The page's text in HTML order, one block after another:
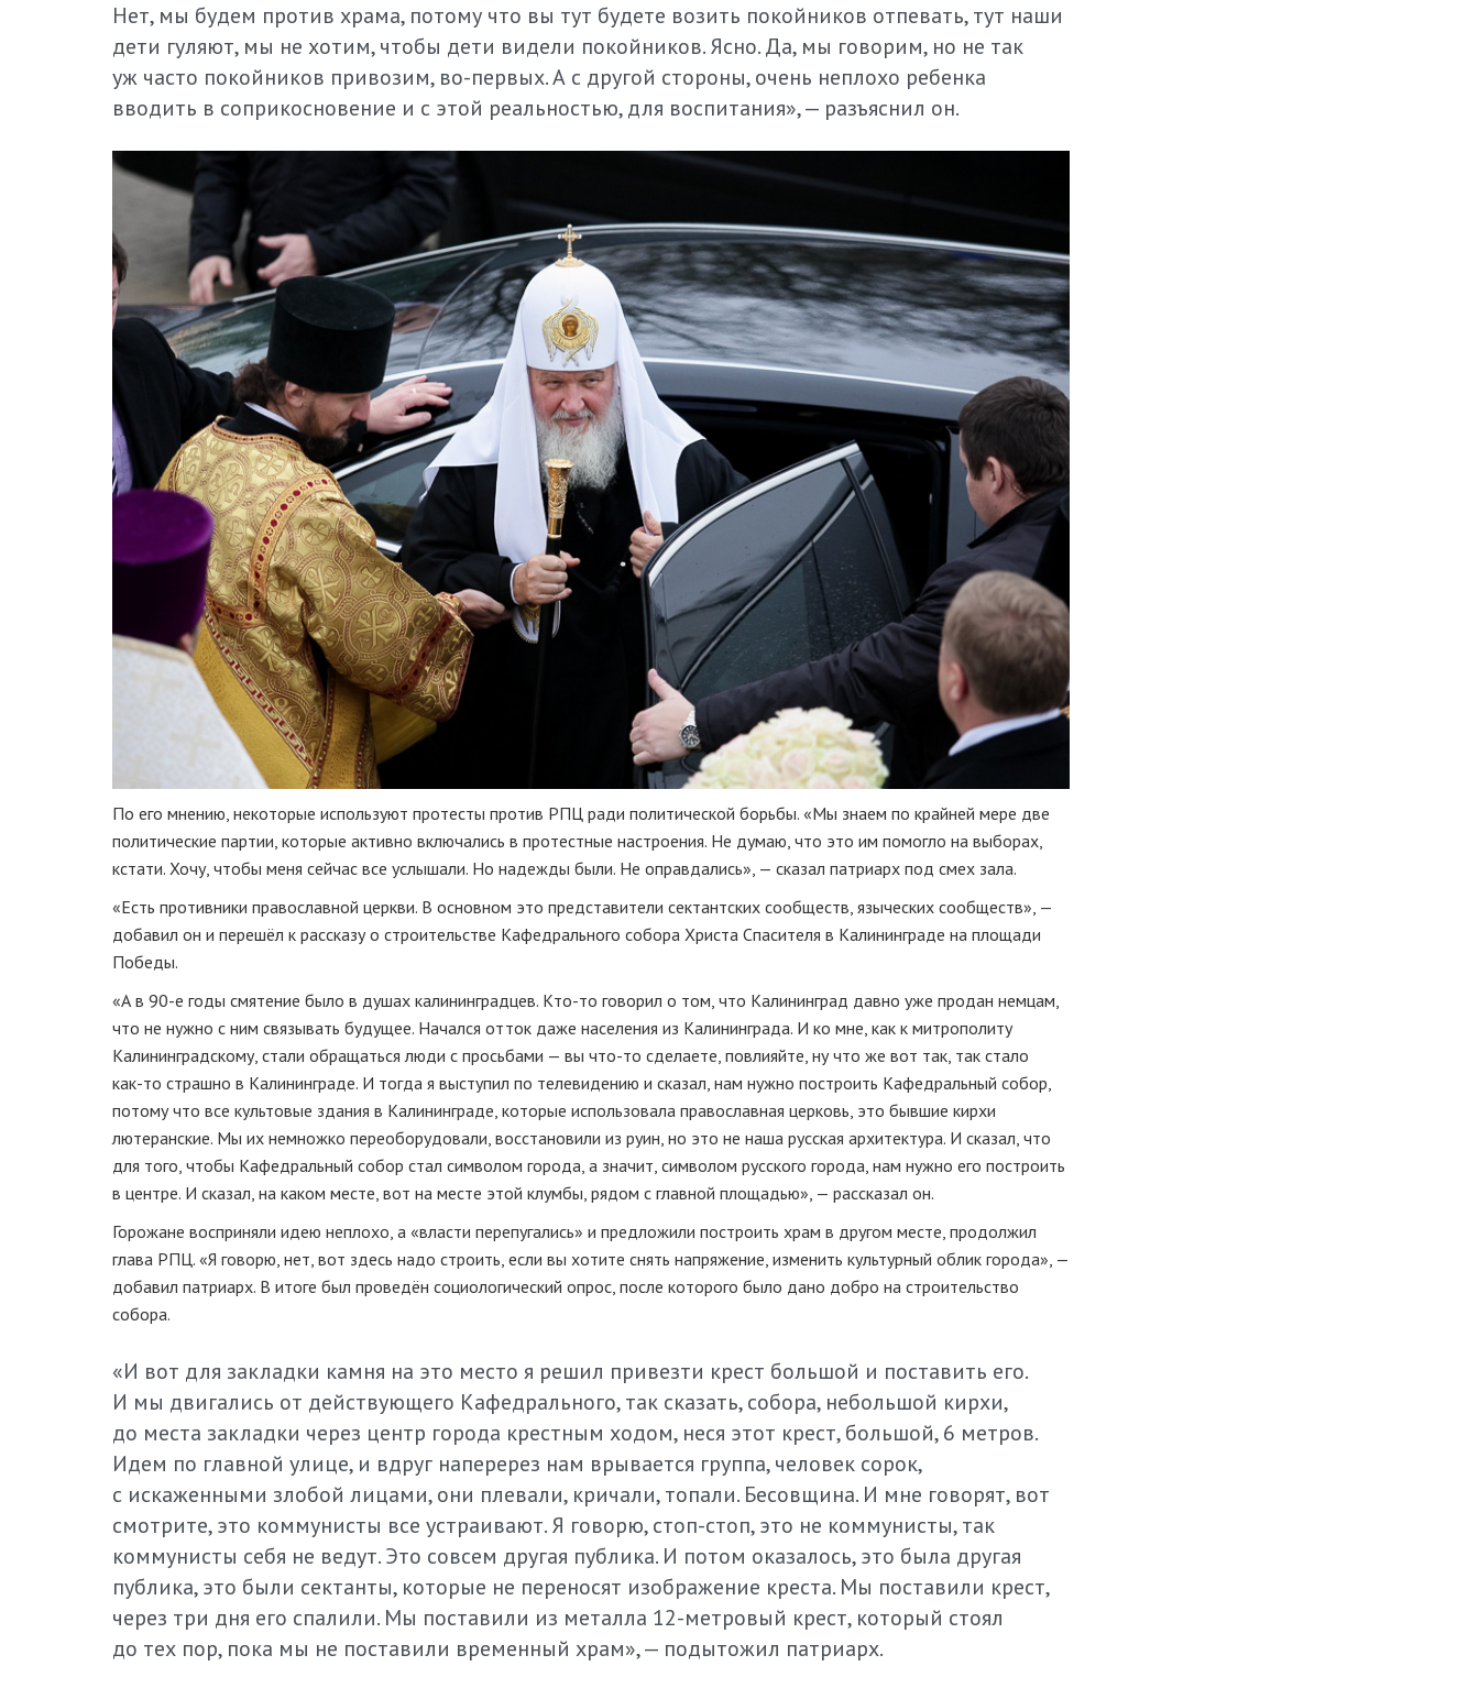
Нет, мы будем против храма, потому что вы тут будете возить покойников отпевать, тут наши
дети гуляют, мы не хотим, чтобы дети видели покойников. Ясно. Да, мы говорим, но не так
уж часто покойников привозим, во-первых. А с другой стороны, очень неплохо ребенка
вводить в соприкосновение и с этой реальностью, для воспитания», — разъяснил он.
По его мнению, некоторые используют протесты против РПЦ ради политической борьбы. «Мы знаем по крайней мере две
политические партии, которые активно включались в протестные настроения. Не думаю, что это им помогло на выборах,
кстати. Хочу, чтобы меня сейчас все услышали. Но надежды были. Не оправдались», — сказал патриарх под смех зала.
«Есть противники православной церкви. В основном это представители сектантских сообществ, языческих сообществ», —
добавил он и перешёл к рассказу о строительстве Кафедрального собора Христа Спасителя в Калининграде на площади
Победы.
«А в 90-е годы смятение было в душах калининградцев. Кто-то говорил о том, что Калининград давно уже продан немцам,
что не нужно с ним связывать будущее. Начался отток даже населения из Калининграда. И ко мне, как к митрополиту
Калининградскому, стали обращаться люди с просьбами — вы что-то сделаете, повлияйте, ну что же вот так, так стало
как-то страшно в Калининграде. И тогда я выступил по телевидению и сказал, нам нужно построить Кафедральный собор,
потому что все культовые здания в Калининграде, которые использовала православная церковь, это бывшие кирхи
лютеранские. Мы их немножко переоборудовали, восстановили из руин, но это не наша русская архитектура. И сказал, что
для того, чтобы Кафедральный собор стал символом города, а значит, символом русского города, нам нужно его построить
в центре. И сказал, на каком месте, вот на месте этой клумбы, рядом с главной площадью», — рассказал он.
Горожане восприняли идею неплохо, а «власти перепугались» и предложили построить храм в другом месте, продолжил
глава РПЦ. «Я говорю, нет, вот здесь надо строить, если вы хотите снять напряжение, изменить культурный облик города», —
добавил патриарх. В итоге был проведён социологический опрос, после которого было дано добро на строительство
собора.
«И вот для закладки камня на это место я решил привезти крест большой и поставить его.
И мы двигались от действующего Кафедрального, так сказать, собора, небольшой кирхи,
до места закладки через центр города крестным ходом, неся этот крест, большой, 6 метров.
Идем по главной улице, и вдруг наперерез нам врывается группа, человек сорок,
с искаженными злобой лицами, они плевали, кричали, топали. Бесовщина. И мне говорят, вот
смотрите, это коммунисты все устраивают. Я говорю,стоп-стоп, это не коммунисты, так
коммунисты себя не ведут. Это совсем другая публика. И потом оказалось, это была другая
публика, это были сектанты, которые не переносят изображение креста. Мы поставили крест,
через три дня его спалили. Мы поставили из металла 12-метровый крест, который стоял
до тех пор, пока мы не поставили временный храм», — подытожил патриарх.